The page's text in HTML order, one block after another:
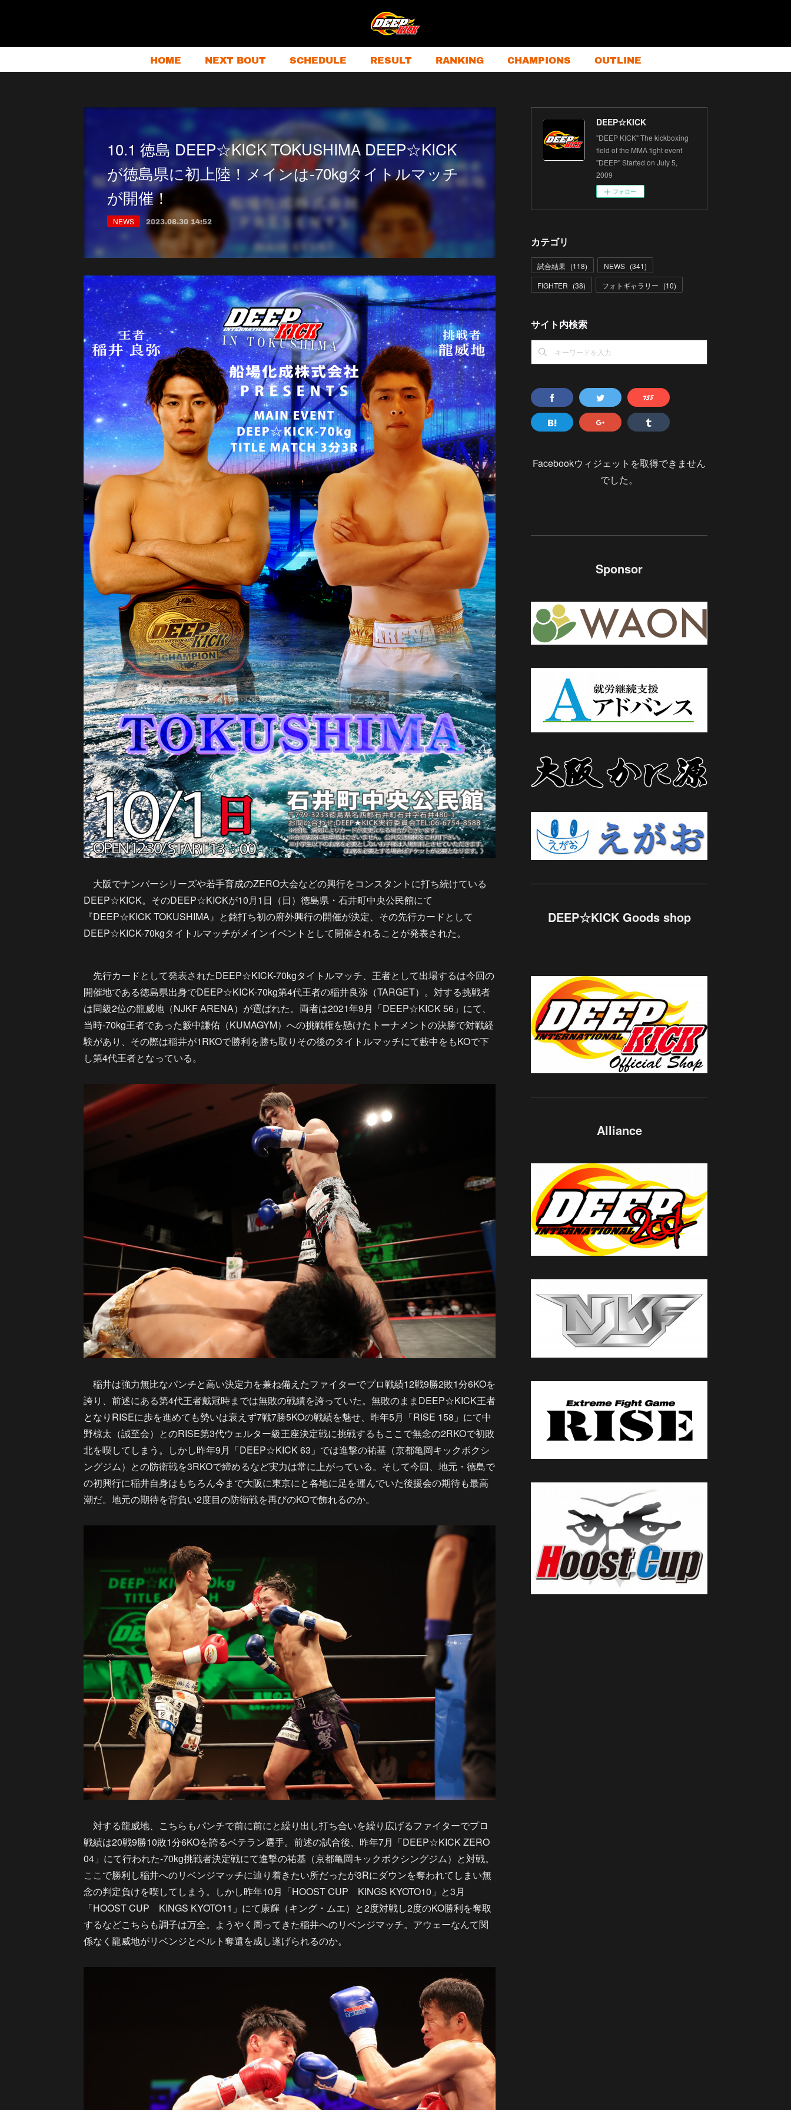
HOME NEXT BOUT SCHEDULE RESULT RANKING CHAMPIONS OUTLINE
10.1 徳島 DEEP☆KICK TOKUSHIMA DEEP☆KICK
が徳島県に初上陸！メインは-70kgタイトルマッチ
が開催！
NEWS 2023.08.30 14:52
大阪でナンバーシリーズや若手育成のZERO大会などの興行をコンスタントに打ち続けている
DEEP☆KICK。そのDEEP☆KICKが10月1日（日）徳島県・石井町中央公民館にて
『DEEP☆KICK TOKUSHIMA』と銘打ち初の府外興行の開催が決定、その先行カードとして
DEEP☆KICK-70kgタイトルマッチがメインイベントとして開催されることが発表された。
先行カードとして発表されたDEEP☆KICK-70kgタイトルマッチ、王者として出場するは今回の
開催地である徳島県出身でDEEP☆KICK-70kg第4代王者の稲井良弥（TARGET）。対する挑戦者
は同級2位の龍威地（NJKF ARENA）が選ばれた。両者は2021年9月「DEEP☆KICK 56」にて、
当時-70kg王者であった籔中謙佑（KUMAGYM）への挑戦権を懸けたトーナメントの決勝で対戦経
験があり、その際は稲井が1RKOで勝利を勝ち取りその後のタイトルマッチにて藪中をもKOで下
し第4代王者となっている。
稲井は強力無比なパンチと高い決定力を兼ね備えたファイターでプロ戦績12戦9勝2敗1分6KOを
誇り、前述にある第4代王者戴冠時までは無敗の戦績を誇っていた。無敗のままDEEP☆KICK王者
となりRISEに歩を進めても勢いは衰えず7戦7勝5KOの戦績を魅せ、昨年5月「RISE 158」にて中
野椋太（誠至会）とのRISE第3代ウェルター級王座決定戦に挑戦するもここで無念の2RKOで初敗
北を喫してしまう。しかし昨年9月「DEEP☆KICK 63」では進撃の祐基（京都亀岡キックボクシ
ングジム）との防衛戦を3RKOで締めるなど実力は常に上がっている。そして今回、地元・徳島で
の初興行に稲井自身はもちろん今まで大阪に東京にと各地に足を運んでいた後援会の期待も最高
潮だ。地元の期待を背負い2度目の防衛戦を再びのKOで飾れるのか。
対する龍威地、こちらもパンチで前に前にと繰り出し打ち合いを繰り広げるファイターでプロ
戦績は20戦9勝10敗1分6KOを誇るベテラン選手。前述の試合後、昨年7月「DEEP☆KICK ZERO
04」にて行われた-70kg挑戦者決定戦にて進撃の祐基（京都亀岡キックボクシングジム）と対戦。
ここで勝利し稲井へのリベンジマッチに辿り着きたい所だったが3Rにダウンを奪われてしまい無
念の判定負けを喫してしまう。しかし昨年10月「HOOST CUP KINGS KYOTO10」と3月
「HOOST CUP KINGS KYOTO11」にて康輝（キング・ムエ）と2度対戦し2度のKO勝利を奪取
するなどこちらも調子は万全。ようやく周ってきた稲井へのリベンジマッチ。アウェーなんて関
係なく龍威地がリベンジとベルト奪還を成し遂げられるのか。
DEEP☆KICK
"DEEP KICK" The kickboxing
field of the MMA fight event
"DEEP" Started on July 5,
2009
フォロー
カテゴリ
試合結果 (118) NEWS (341)
FIGHTER (38) フォトギャラリー (10)
サイト内検索
Facebookウィジェットを取得できません
でした。
Sponsor
DEEP☆KICK Goods shop
Alliance